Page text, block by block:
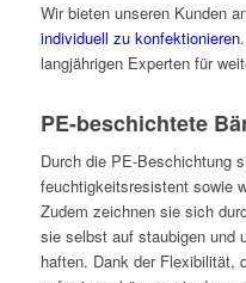
Wir bieten unseren Kunden
individuell zu konfektionieren
langjährigen Experten für
PE-beschichtete
Durch die PE-Beschichtung
feuchtigkeitsresistent sowie
Zudem zeichnen sie sich
sie selbst auf staubigen und
haften. Dank der Flexibilität,